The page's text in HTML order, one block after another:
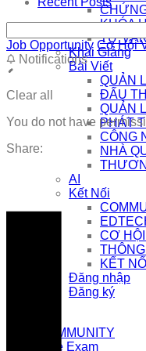
KHÓA
TƯ
Khai Giảng
Bài Viết
QUẢN
ĐẤU
QUẢN
PHÁT
CÔNG
NHÀ
AI
Kết Nối
CƠ
KẾT
Đăng nhập
Đăng ký
COMMUNITY
Free Exam
Job Opportunity Cơ Hội
Notifications
Clear all
You do not have
Share: